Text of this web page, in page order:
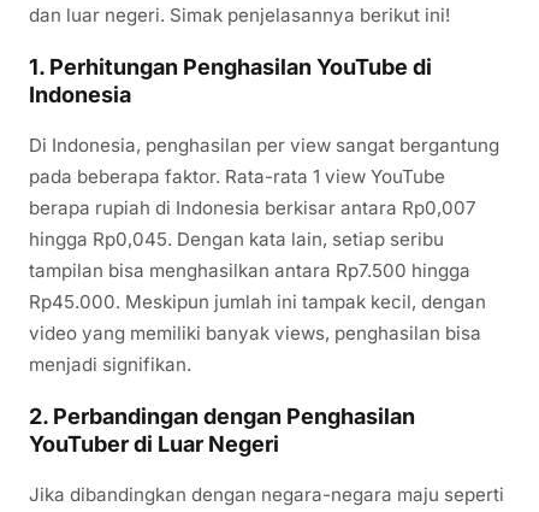
dan luar negeri. Simak penjelasannya berikut ini!
1. Perhitungan Penghasilan YouTube di
Indonesia
Di Indonesia, penghasilan per view sangat bergantung
pada beberapa faktor. Rata-rata 1 view YouTube
berapa rupiah di Indonesia berkisar antara Rp0,007
hingga Rp0,045. Dengan kata lain, setiap seribu
tampilan bisa menghasilkan antara Rp7.500 hingga
Rp45.000. Meskipun jumlah ini tampak kecil, dengan
video yang memiliki banyak views, penghasilan bisa
menjadi signifikan.
2. Perbandingan dengan Penghasilan
YouTuber di Luar Negeri
Jika dibandingkan dengan negara-negara maju seperti